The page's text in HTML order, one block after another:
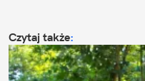
Czytaj także: